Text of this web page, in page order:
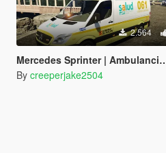
2.564
Mercedes Sprinter | Ambulancia AmbuIberica de Aragon | ELS
By creeperjake2504